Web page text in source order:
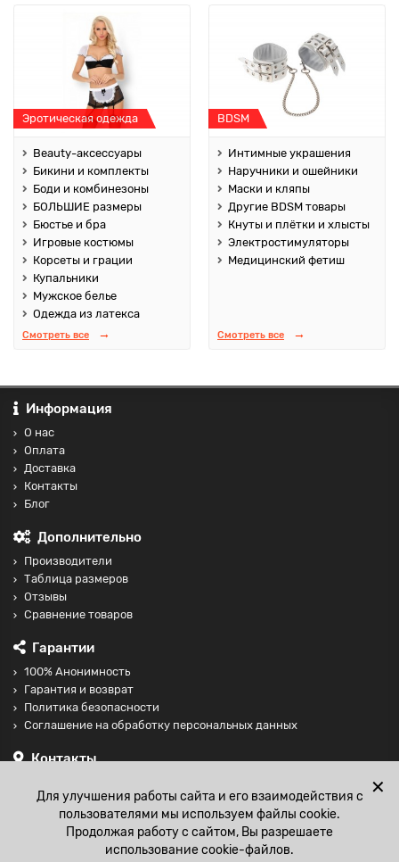
Эротическая одежда
Beauty-аксессуары
Бикини и комплекты
Боди и комбинезоны
БОЛЬШИЕ размеры
Бюстье и бра
Игровые костюмы
Корсеты и грации
Купальники
Мужское белье
Одежда из латекса
Смотреть все
BDSM
Интимные украшения
Наручники и ошейники
Маски и кляпы
Другие BDSM товары
Кнуты и плётки и хлысты
Электростимуляторы
Медицинский фетиш
Смотреть все
Информация
О нас
Оплата
Доставка
Контакты
Блог
Дополнительно
Производители
Таблица размеров
Отзывы
Сравнение товаров
Гарантии
100% Анонимность
Гарантия и возврат
Политика безопасности
Соглашение на обработку персональных данных
Контакты
sales@fisting-shop.ru
✕
Для улучшения работы сайта и его взаимодействия с
пользователями мы используем файлы cookie.
Продолжая работу с сайтом, Вы разрешаете
использование cookie-файлов.